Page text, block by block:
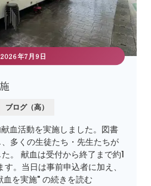
2026年7月9日
ブログ（高）
血活動を実施しました。図書
多くの生徒たち・先生たちが
。 献血は受付から終了まで約1
。当日は事前申込者に加え、
を実施" の続きを読む